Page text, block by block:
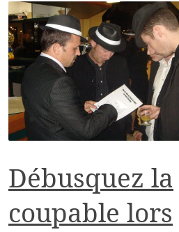
Débusquez la
coupable lors